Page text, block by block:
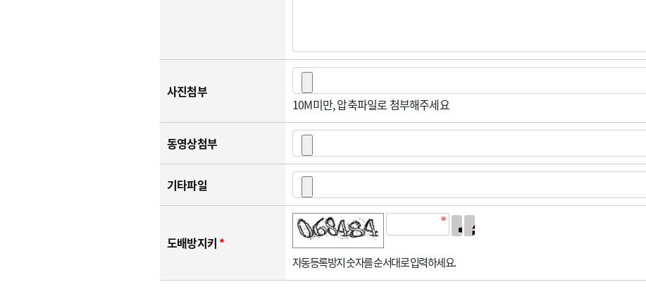
사진첨부
10M미만, 압축파일로 첨부해주세요
동영상첨부
기타파일
도배방지키 *
자동등록방지 숫자를 순서대로 입력하세요.